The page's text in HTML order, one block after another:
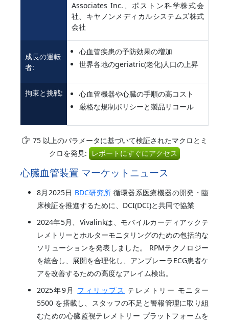
Associates Inc.、ボストン科学株式会
社、キヤノンメディカルシステムズ株式
会社
成長の運転
者:
心血管疾患の予防効果の増加
世界各地のgeriatric(老化)人口の上昇
拘束と挑戦:
心血管機器や心臓の手順の高コスト
厳格な規制ポリシーと製品リコール
75 以上のパラメータに基づいて検証されたマクロとミ
クロを発見: レポートにすぐにアクセス
心臓血管装置 マーケットニュース
8月2025日 BDC研究所 循環器系医療機器の開発・臨
床検証を推進するために、DCI(DCI)と共同で協業
2024年5月、Vivalinkは、モバイルカーディアックテ
レメトリーとホルターモニタリングのための包括的な
ソリューションを発表しました。 RPMテクノロジー
を統合し、展開を合理化し、アンブレーラECG患者ケ
アを改善するための高度なアレイム検出。
2025年9月 フィリップス テレメトリー モニター
5500 を搭載し、スタッフの不足と警報管理に取り組
むための心臓監視テレメトリー プラットフォームを